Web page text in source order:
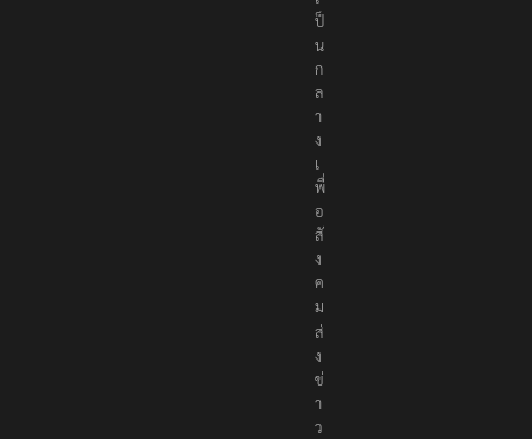
ป็
น
ก
ล
า
ง
เ
พื่
อ
สั
ง
ค
ม
ส่
ง
ข่
า
ว